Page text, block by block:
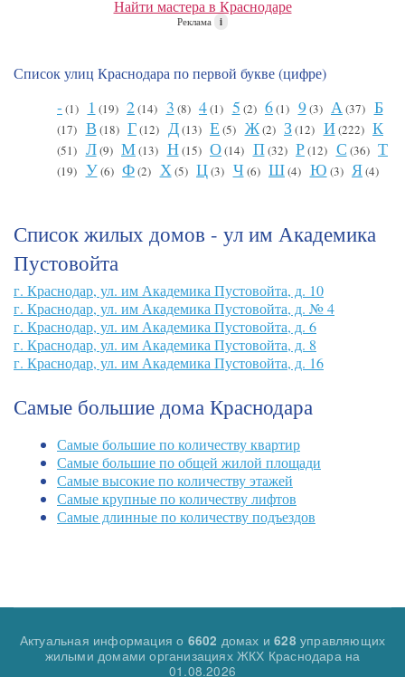
Найти мастера в Краснодаре
Реклама i
Список улиц Краснодара по первой букве (цифре)
-(1) 1 (19) 2(14) 3 (8) 4(1) 5 (2) 6(1) 9(3) А (37) Б
(17) В (18) Г(12) Д(13) Е (5) Ж(2) З(12) И(222) К
(51) Л(9) М(13) Н(15) О(14) П(32) Р(12) С (36) Т
(19) У(6) Ф(2) Х(5) Ц(3) Ч (6) Ш(4) Ю (3) Я(4)
Список жилых домов - ул им Академика
Пустовойта
г. Краснодар, ул. им Академика Пустовойта, д. 10
г. Краснодар, ул. им Академика Пустовойта, д. № 4
г. Краснодар, ул. им Академика Пустовойта, д. 6
г. Краснодар, ул. им Академика Пустовойта, д. 8
г. Краснодар, ул. им Академика Пустовойта, д. 16
Самые большие дома Краснодара
Самые большие по количеству квартир
Самые большие по общей жилой площади
Самые высокие по количеству этажей
Самые крупные по количеству лифтов
Самые длинные по количеству подъездов
Актуальная информация о 6602 домах и628управляющих
жилыми домами организациях ЖКХ Краснодара на
01.08.2026